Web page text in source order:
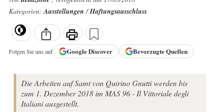
Kategorien:Ausstellungen/Haftungsausschluss
Folgen Sie uns auf GoogleDiscover Bevorzugte Quellen
Die Arbeiten auf Samt von Quirino Gnutti werden bis
zum 1. Dezember 2018 im MAS 96 - Il Vittoriale degli
Italiani ausgestellt.